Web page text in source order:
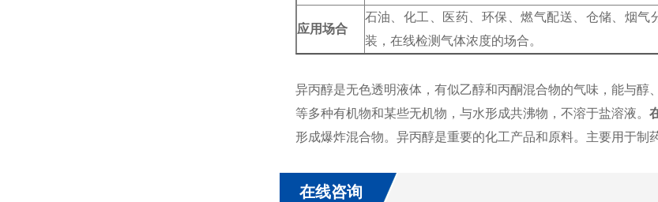
应用场合
石油、化工、医药、环保、燃气配送、仓储、烟气
装，在线检测气体浓度的场合。
异丙醇是无色透明液体，有似乙醇和丙酮混合物的气味，能与
等多种有机物和某些无机物，与水形成共沸物，不溶于盐溶液。
形成爆炸混合物。异丙醇是重要的化工产品和原料。主要用于制
在线咨询